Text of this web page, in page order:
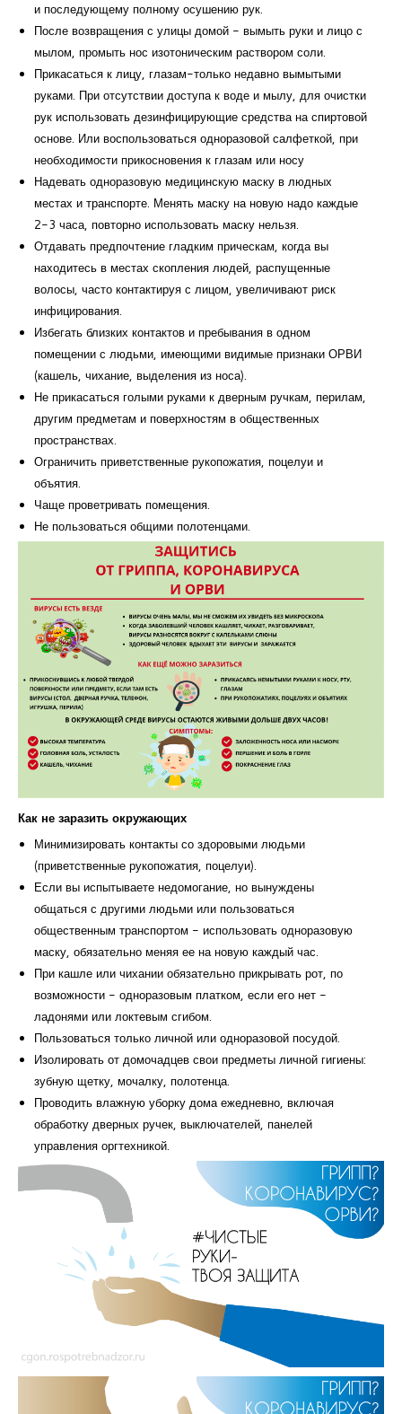
и последующему полному осушению рук.
После возвращения с улицы домой - вымыть руки и лицо с
мылом, промыть нос изотоническим раствором соли.
Прикасаться к лицу, глазам-только недавно вымытыми
руками. При отсутствии доступа к воде и мылу, для очистки
рук использовать дезинфицирующие средства на спиртовой
основе. Или воспользоваться одноразовой салфеткой, при
необходимости прикосновения к глазам или носу
Надевать одноразовую медицинскую маску в людных
местах и транспорте. Менять маску на новую надо каждые
2-3 часа, повторно использовать маску нельзя.
Отдавать предпочтение гладким прическам, когда вы
находитесь в местах скопления людей, распущенные
волосы, часто контактируя с лицом, увеличивают риск
инфицирования.
Избегать близких контактов и пребывания в одном
помещении с людьми, имеющими видимые признаки ОРВИ
(кашель, чихание, выделения из носа).
Не прикасаться голыми руками к дверным ручкам, перилам,
другим предметам и поверхностям в общественных
пространствах.
Ограничить приветственные рукопожатия, поцелуи и
объятия.
Чаще проветривать помещения.
Не пользоваться общими полотенцами.
Как не заразить окружающих
Минимизировать контакты со здоровыми людьми
(приветственные рукопожатия, поцелуи).
Если вы испытываете недомогание, но вынуждены
общаться с другими людьми или пользоваться
общественным транспортом - использовать одноразовую
маску, обязательно меняя ее на новую каждый час.
При кашле или чихании обязательно прикрывать рот, по
возможности - одноразовым платком, если его нет -
ладонями или локтевым сгибом.
Пользоваться только личной или одноразовой посудой.
Изолировать от домочадцев свои предметы личной гигиены:
зубную щетку, мочалку, полотенца.
Проводить влажную уборку дома ежедневно, включая
обработку дверных ручек, выключателей, панелей
управления оргтехникой.